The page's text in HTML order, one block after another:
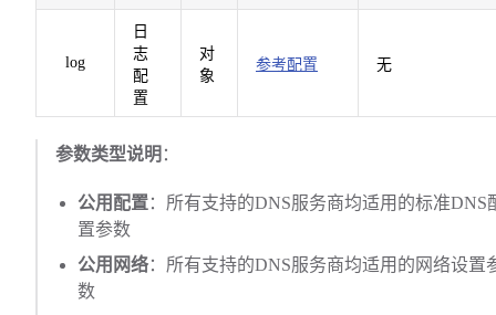
log
日
志
配
置
对
象
参考配置 无
参数类型说明 ：
公用配置：所有支持的DNS服务商均适用的标准DNS
置参数
公用网络：所有支持的DNS服务商均适用的网络设置
数